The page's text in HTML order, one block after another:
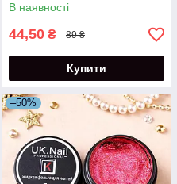
В наявності
44,50 ₴ 89 ₴
Купити
–50%